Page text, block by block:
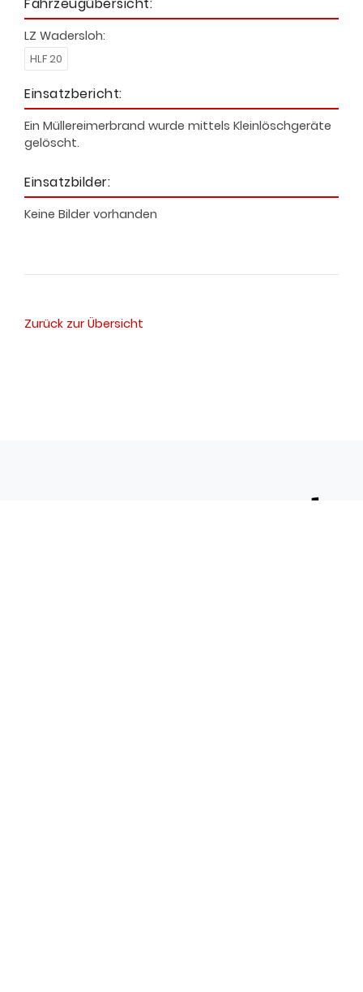
LZ Wadersloh:
HLF 20
Einsatzbericht:
Ein Müllereimerbrand wurde mittels Kleinlöschgeräte
gelöscht.
Einsatzbilder:
Keine Bilder vorhanden
Zurück zur Übersicht